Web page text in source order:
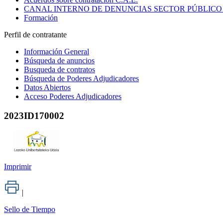
CANAL INTERNO DE DENUNCIAS SECTOR
Formación
Perfil de contratante
Información General
Búsqueda de anuncios
Busqueda de contratos
Búsqueda de Poderes Adjudicadores
Datos Abiertos
Acceso Poderes Adjudicadores
2023ID170002
Imprimir
|
Sello de Tiempo